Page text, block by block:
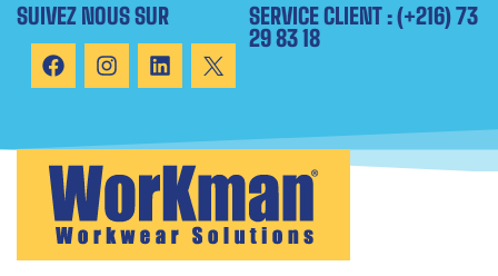
SUIVEZ NOUS SUR
SERVICE CLIENT : (+216) 73
29 83 18